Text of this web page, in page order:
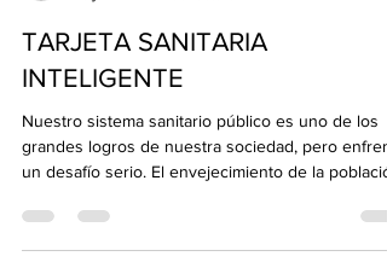
TARJETA SANITARIA
INTELIGENTE
Nuestro sistema sanitario público es uno de los
grandes logros de nuestra sociedad, pero
un desafío serio. El envejecimiento de la
sostenibilidad a largo plazo. Ignorar este
no lo resuelve. Por eso, quiero compartir una